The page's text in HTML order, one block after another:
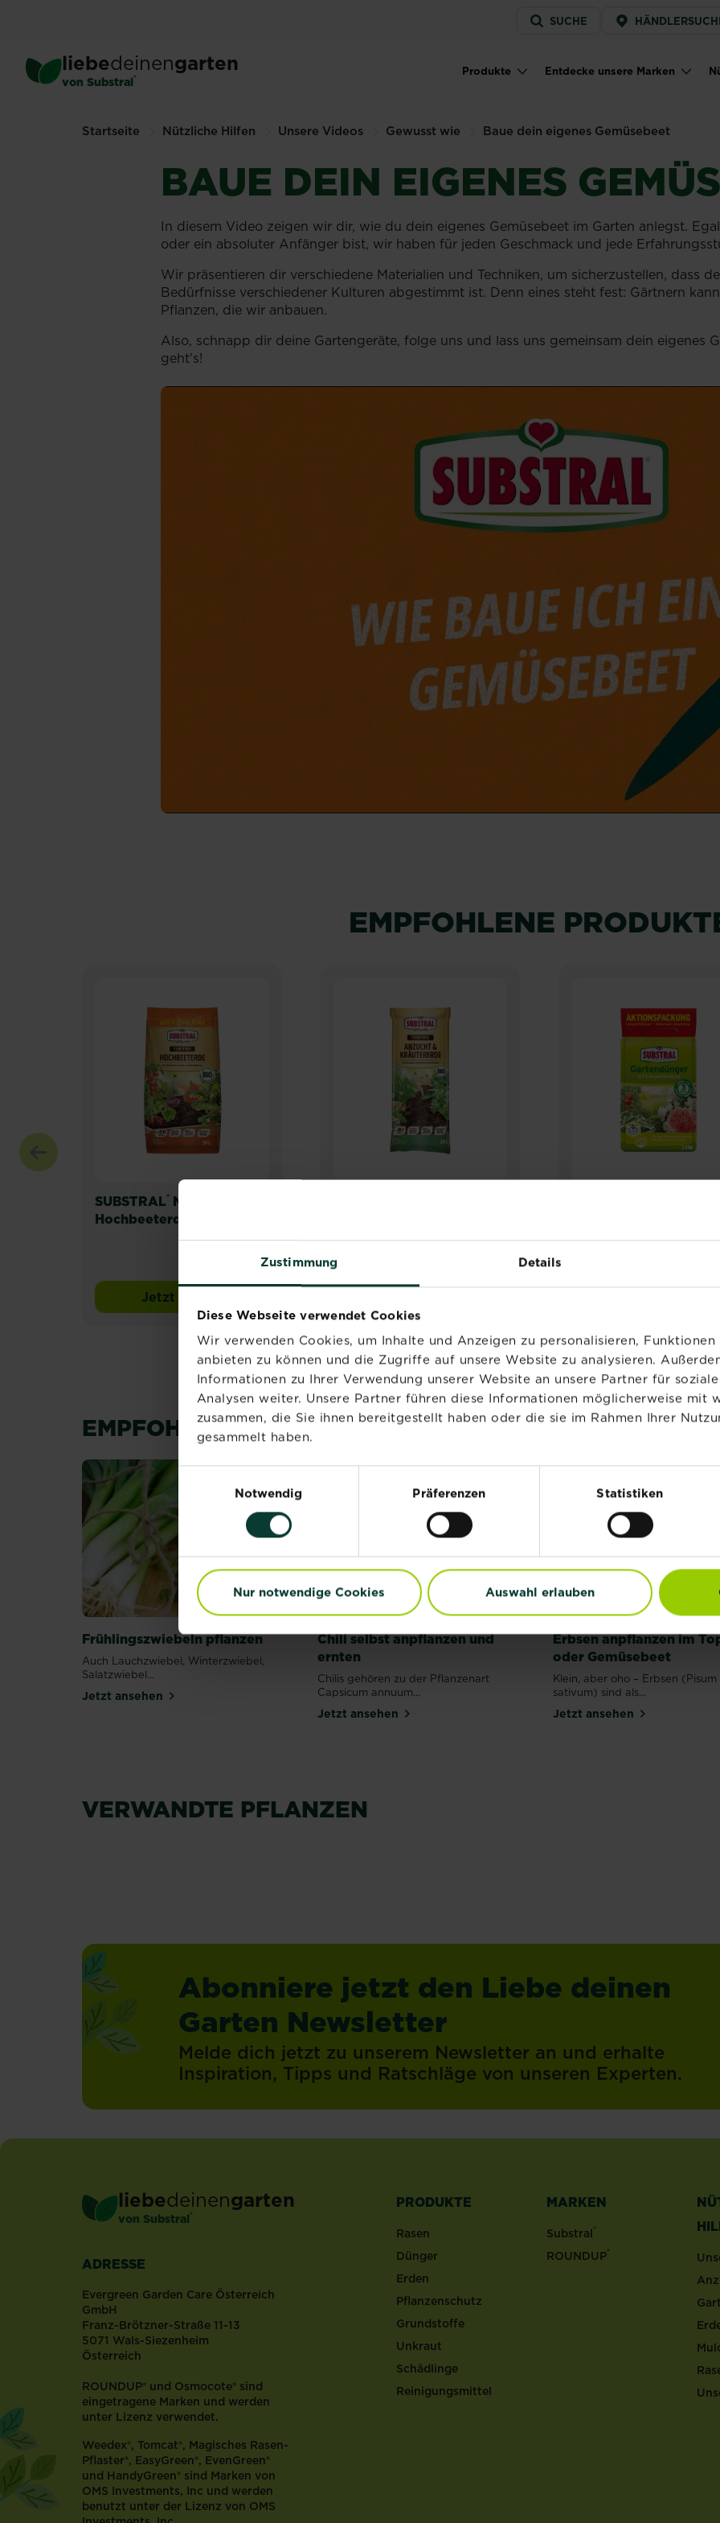
Zustimmung Details
Diese Webseite verwendet Cookies
Wir verwenden Cookies, um Inhalte und Anzeigen zu personalisieren,
anbieten zu können und die Zugriffe auf unsere Website zu analysieren.
Informationen zu Ihrer Verwendung unserer Website an unsere Partner für
Analysen weiter. Unsere Partner führen diese Informationen möglicherweise mit
zusammen, die Sie ihnen bereitgestellt haben oder die sie im Rahmen Ihrer
gesammelt haben.
Notwendig
Präferenzen Statistiken
Nur notwendige Cookies Auswahl erlauben
content
Service
menu
SUCHE
liebedeinengarten
von Substral® Main navigation
Produkte Entdecke unsere Marken
Startseite Nützliche Hilfen Unsere Videos Gewusst wie Baue dein eigenes Gemüsebeet
BAUE DEIN EIGENES
In diesem Video zeigen wir dir, wie du dein eigenes Gemüsebeet im Garten anlegst.
oder ein absoluter Anfänger bist, wir haben für jeden Geschmack und jede
Wir präsentieren dir verschiedene Materialien und Techniken, um sicherzustellen, dass
Bedürfnisse verschiedener Kulturen abgestimmt ist. Denn eines steht fest: Gärtnern
Pflanzen, die wir anbauen.
Also, schnapp dir deine Gartengeräte, folge uns und lass uns gemeinsam dein eigenes
geht's!
EMPFOHLENE
SUBSTRAL® Naturen
Hochbeeterde Torffrei
Jetzt kaufen
Torffrei
EMPFOHLENE VIDEOS
Frühlingszwiebeln pflanzen
Auch Lauchzwiebel, Winterzwiebel,
Salatzwiebel...
Jetzt ansehen
Chili selbst anpflanzen und
ernten
Chilis gehören zu der Pflanzenart
Capsicum annuum...
Jetzt ansehen
Erbsen anpflanzen im
oder Gemüsebeet
Klein, aber oho – Erbsen (Pisum
sativum) sind als...
Jetzt ansehen
VERWANDTE PFLANZEN
Mehr lesen Mehr lesen
Abonniere jetzt den Liebe deinen
Garten Newsletter
Melde dich jetzt zu unserem Newsletter an und erhalte
Inspiration, Tipps und Ratschläge von unseren Experten.
liebedeinengarten
von Substral®
ADRESSE
Evergreen Garden Care Österreich
GmbH
Franz-Brötzner-Straße 11-13
5071 Wals-Siezenheim
Österreich
ROUNDUP® und Osmocote® sind
eingetragene Marken und werden
unter Lizenz verwendet.
Weedex®, Tomcat®, Magisches Rasen-
Pflaster®, EasyGreen®, EvenGreen®
und HandyGreen® sind Marken von
OMS Investments, Inc und werden
benutzt unter der Lizenz von OMS
PRODUKTE
Rasen
Dünger
Erden
Pflanzenschutz
Grundstoffe
Unkraut
Schädlinge
Reinigungsmittel
MARKEN
Substral®
ROUNDUP®